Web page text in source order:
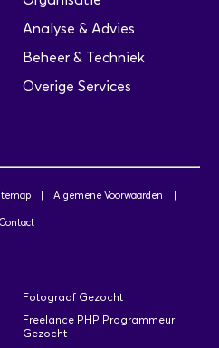
op basis van je
bedrijf
wij een gemotiveerde
Telefonisch
en opvolgen
Analyse & Advies
Beheer & Techniek
Overige Services
Algemene Voorwaarden
Contact
Fotograaf Gezocht
Freelance PHP Programmeur
Gezocht